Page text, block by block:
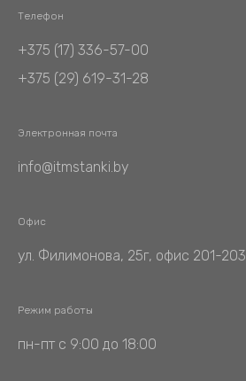
Телефон
+375 (17) 336-57-00
+375 (29) 619-31-28
Электронная почта
info@itmstanki.by
Офис
ул. Филимонова, 25г, офис 201-203
Режим работы
пн-пт с 9:00 до 18:00